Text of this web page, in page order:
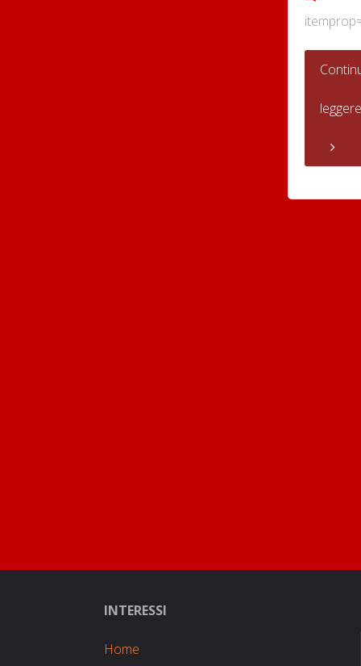
leggere
INTERESSI
Home